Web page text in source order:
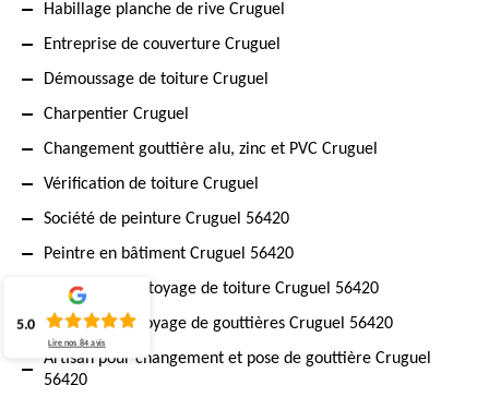
Habillage planche de rive Cruguel
Entreprise de couverture Cruguel
Démoussage de toiture Cruguel
Charpentier Cruguel
Changement gouttière alu, zinc et PVC Cruguel
Vérification de toiture Cruguel
Société de peinture Cruguel 56420
Peintre en bâtiment Cruguel 56420
Travaux de nettoyage de toiture Cruguel 56420
Expert en nettoyage de gouttières Cruguel 56420
Artisan pour changement et pose de gouttière Cruguel
56420
5.0
Lire nos84 avis